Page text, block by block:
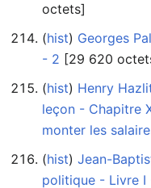
octets]
(hist) ‎ Georges
- 2 ‎[29 620
(hist) ‎ Henry
leçon - Chapitre
monter les
(hist) ‎ Jean-
politique - Livre I